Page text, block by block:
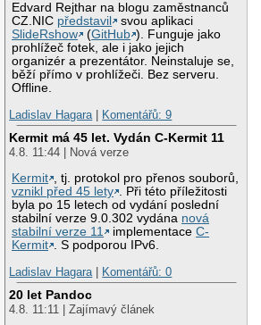
Edvard Rejthar na blogu zaměstnanců
CZ.NIC představil
svou aplikaci
SlideRshow
(GitHub ). Funguje jako
prohlížeč fotek, ale i jako jejich
organizér a prezentátor. Neinstaluje se,
běží přímo v prohlížeči. Bez serveru.
Offline.
Ladislav Hagara | Komentářů: 9
Kermit má 45 let. Vydán C-Kermit 11
4.8. 11:44 | Nová verze
Kermit , tj. protokol pro přenos souborů,
vznikl před 45 lety . Při této příležitosti
byla po 15 letech od vydání poslední
stabilní verze 9.0.302 vydána nová
stabilní verze 11
implementaceC-
Kermit . S podporou IPv6.
Ladislav Hagara | Komentářů: 0
20 let Pandoc
4.8. 11:11 | Zajímavý článek